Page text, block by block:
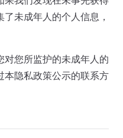
未成年人的个人信息，
对您所监护的未成年人的
本隐私政策公示的联系方